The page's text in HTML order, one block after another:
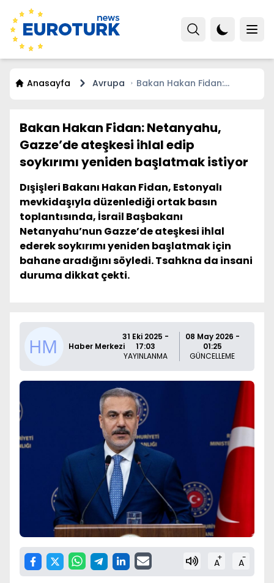
Anasayfa Avrupa
Bakan Hakan Fidan:
Bakan Hakan Fidan: Netanyahu,
Gazze’de ateşkesi ihlal edip
soykırımı yeniden başlatmak istiyor
Dışişleri Bakanı Hakan Fidan, Estonyalı
mevkidaşıyla düzenlediği ortak basın
toplantısında, İsrail Başbakanı
Netanyahu’nun Gazze’de ateşkesi ihlal
ederek soykırımı yeniden başlatmak için
bahane aradığını söyledi. Tsahkna da insani
duruma dikkat çekti.
Haber Merkezi
31 Eki 2025 -
17:03
YAYINLANMA
08 May 2026 -
01:25
GÜNCELLEME
A+ A-